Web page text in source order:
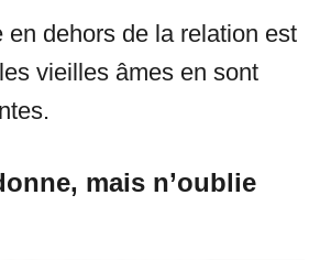
en dehors de la relation est
vieilles âmes en sont
mais n’oublie